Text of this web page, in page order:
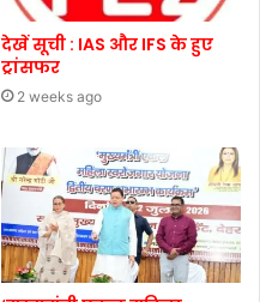
देखें सूची : IAS और IFS के हुए
ट्रांसफर
2 weeks ago